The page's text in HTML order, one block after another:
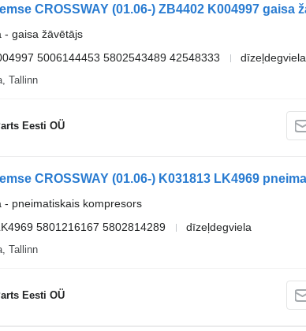
- gaisa žāvētājs
5006144453 5802543489 42548333
dīzeļdegviela
Tallinn
Eesti OÜ
- pneimatiskais kompresors
5801216167 5802814289
dīzeļdegviela
Tallinn
Eesti OÜ